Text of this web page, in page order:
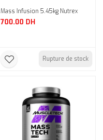
Mass Infusion 5.45kg Nutrex
700.00 DH
Rupture de stock